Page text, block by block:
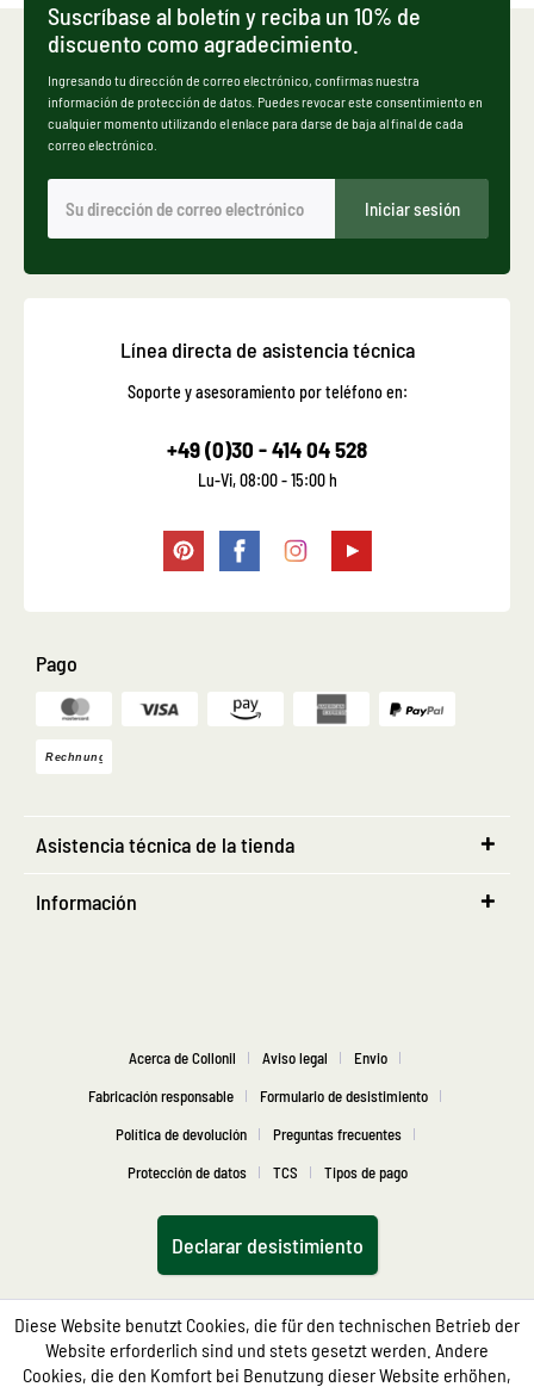
Suscríbase al boletín y reciba un 10% de
discuento como agradecimiento.
Ingresando tu dirección de correo electrónico, confirmas nuestra
información de protección de datos. Puedes revocar este consentimiento en
cualquier momento utilizando el enlace para darse de baja al final de cada
correo electrónico.
Iniciar sesión
Línea directa de asistencia técnica
Soporte y asesoramiento por teléfono en:
+49 (0)30 - 414 04 528
Lu-Vi, 08:00 - 15:00 h
Pago
Asistencia técnica de la tienda
Información
Acerca de Collonil Aviso legal
Envio
Fabricación responsable
Formulario de desistimiento
Política de devolución
Preguntas frecuentes
Protección de datos
TCS Tipos de pago
Declarar desistimiento
Diese Website benutzt Cookies, die für den technischen Betrieb der
Website erforderlich sind und stets gesetzt werden. Andere
Cookies, die den Komfort bei Benutzung dieser Website erhöhen,